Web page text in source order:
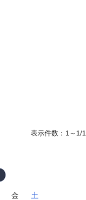
表示件数：1～1/1
金
土